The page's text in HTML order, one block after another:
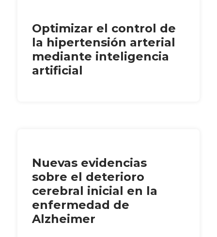
Optimizar el control de
la hipertensión arterial
mediante inteligencia
artificial
Nuevas evidencias
sobre el deterioro
cerebral inicial en la
enfermedad de
Alzheimer